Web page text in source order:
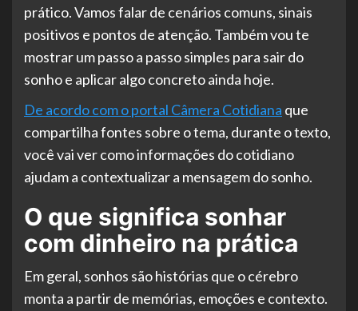
prático. Vamos falar de cenários comuns, sinais
positivos e pontos de atenção. Também vou te
mostrar um passo a passo simples para sair do
sonho e aplicar algo concreto ainda hoje.
De acordo com o portal Câmera Cotidiana que
compartilha fontes sobre o tema, durante o texto,
você vai ver como informações do cotidiano
ajudam a contextualizar a mensagem do sonho.
O que significa sonhar
com dinheiro na prática
Em geral, sonhos são histórias que o cérebro
monta a partir de memórias, emoções e contexto.